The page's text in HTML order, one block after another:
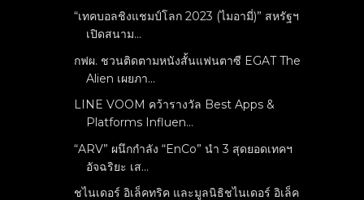
“เทคบอลชิงแชมป์โลก 2023 (ไมอามี่)” สหรัฐฯ
เปิดสนาม...
กฟผ. ชวนติดตามหนังสั้นแฟนตาซี EGAT The
Alien เผยภา...
LINE VOOM คว้ารางวัล Best Apps &
Platforms Influen...
“ARV” ผนึกกำลัง “EnCo” นำ 3 สุดยอดเทคฯ
อัจฉริยะ เส...
ชไนเดอร์ อิเล็คทริค และมูลนิธิชไนเดอร์ อิเล็ค